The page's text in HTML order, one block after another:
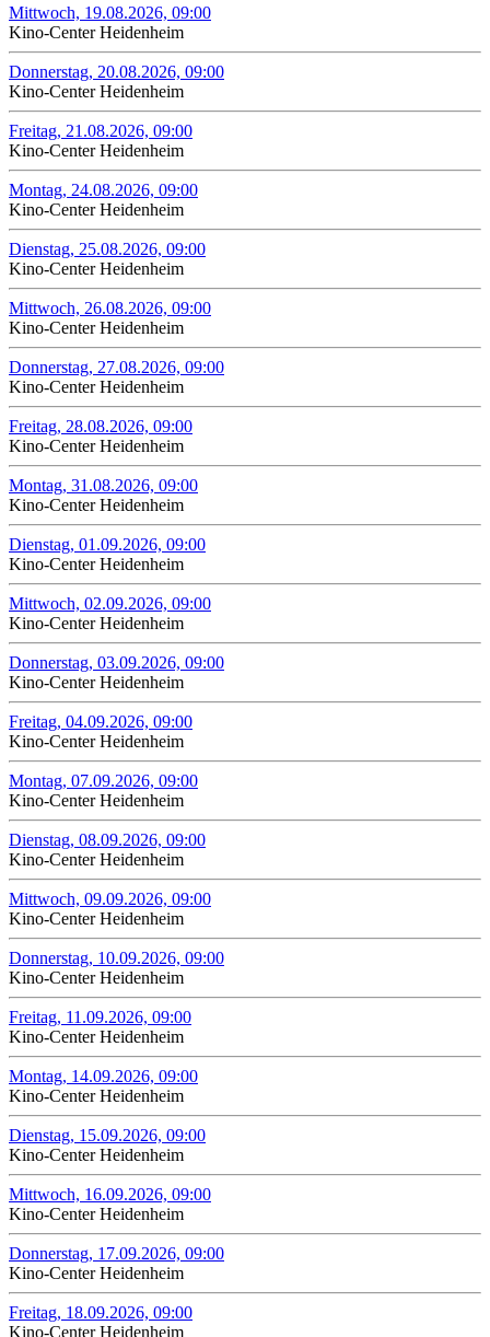
Mittwoch, 19.08.2026, 09:00
Kino-Center Heidenheim
Donnerstag, 20.08.2026, 09:00
Kino-Center Heidenheim
Freitag, 21.08.2026, 09:00
Kino-Center Heidenheim
Montag, 24.08.2026, 09:00
Kino-Center Heidenheim
Dienstag, 25.08.2026, 09:00
Kino-Center Heidenheim
Mittwoch, 26.08.2026, 09:00
Kino-Center Heidenheim
Donnerstag, 27.08.2026, 09:00
Kino-Center Heidenheim
Freitag, 28.08.2026, 09:00
Kino-Center Heidenheim
Montag, 31.08.2026, 09:00
Kino-Center Heidenheim
Dienstag, 01.09.2026, 09:00
Kino-Center Heidenheim
Mittwoch, 02.09.2026, 09:00
Kino-Center Heidenheim
Donnerstag, 03.09.2026, 09:00
Kino-Center Heidenheim
Freitag, 04.09.2026, 09:00
Kino-Center Heidenheim
Montag, 07.09.2026, 09:00
Kino-Center Heidenheim
Dienstag, 08.09.2026, 09:00
Kino-Center Heidenheim
Mittwoch, 09.09.2026, 09:00
Kino-Center Heidenheim
Donnerstag, 10.09.2026, 09:00
Kino-Center Heidenheim
Freitag, 11.09.2026, 09:00
Kino-Center Heidenheim
Montag, 14.09.2026, 09:00
Kino-Center Heidenheim
Dienstag, 15.09.2026, 09:00
Kino-Center Heidenheim
Mittwoch, 16.09.2026, 09:00
Kino-Center Heidenheim
Donnerstag, 17.09.2026, 09:00
Kino-Center Heidenheim
Freitag, 18.09.2026, 09:00
Kino-Center Heidenheim